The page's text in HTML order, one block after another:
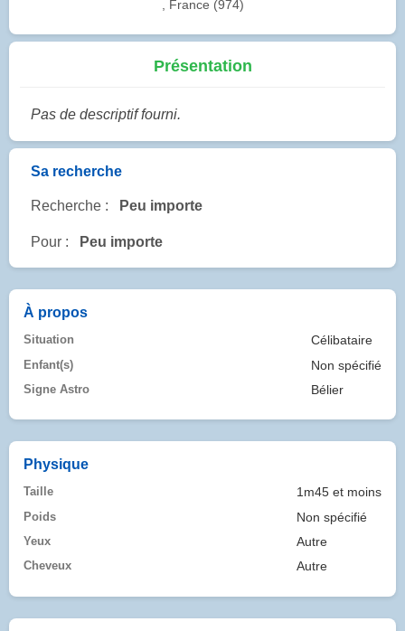
, France (974)
Présentation
Pas de descriptif fourni.
Sa recherche
Recherche : Peu importe
Pour : Peu importe
À propos
Situation Célibataire
Enfant(s) Non spécifié
Signe Astro Bélier
Physique
Taille 1m45 et moins
Poids Non spécifié
Yeux Autre
Cheveux Autre